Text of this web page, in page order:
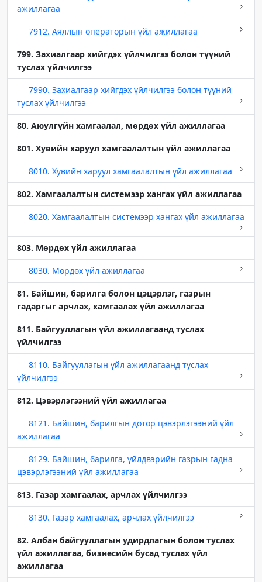
ажиллагаа
7912. Аяллын операторын үйл ажиллагаа
799. Захиалгаар хийгдэх үйлчилгээ болон түүний
туслах үйлчилгээ
7990. Захиалгаар хийгдэх үйлчилгээ болон түүний
туслах үйлчилгээ
80. Аюулгүйн хамгаалал, мөрдөх үйл ажиллагаа
801. Хувийн харуул хамгаалалтын үйл ажиллагаа
8010. Хувийн харуул хамгаалалтын үйл ажиллагаа
802. Хамгаалалтын системээр хангах үйл ажиллагаа
8020. Хамгаалалтын системээр хангах үйл ажиллагаа
803. Мөрдөх үйл ажиллагаа
8030. Мөрдөх үйл ажиллагаа
81. Байшин, барилга болон цэцэрлэг, газрын
гадаргыг арчлах, хамгаалах үйл ажиллагаа
811. Байгууллагын үйл ажиллагаанд туслах
үйлчилгээ
8110. Байгууллагын үйл ажиллагаанд туслах
үйлчилгээ
812. Цэвэрлэгээний үйл ажиллагаа
8121. Байшин, барилгын дотор цэвэрлэгээний үйл
ажиллагаа
8129. Байшин, барилга, үйлдвэрийн газрын гадна
цэвэрлэгээний үйл ажиллагаа
813. Газар хамгаалах, арчлах үйлчилгээ
8130. Газар хамгаалах, арчлах үйлчилгээ
82. Албан байгууллагын удирдлагын болон туслах
үйл ажиллагаа, бизнесийн бусад туслах үйл
ажиллагаа